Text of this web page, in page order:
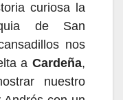
curiosa la
de San
nos
aCardeña,
nuestro